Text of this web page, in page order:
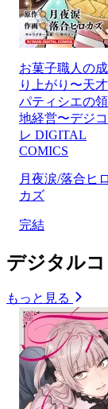
お菓子職人の成
り上がり〜天才
パティシエの領
地経営〜デジコ
レ DIGITAL
COMICS
月夜涙/落合ヒロ
カズ
完結
デジタル
もっと見る